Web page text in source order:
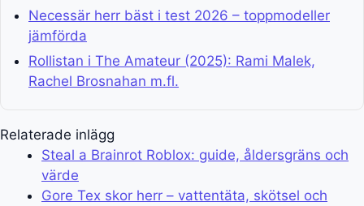
Necessär herr bäst i test 2026 – toppmodeller
jämförda
Rollistan i The Amateur (2025): Rami Malek,
Rachel Brosnahan m.fl.
Relaterade inlägg
Steal a Brainrot Roblox: guide, åldersgräns och
värde
Gore Tex skor herr – vattentäta, skötsel och